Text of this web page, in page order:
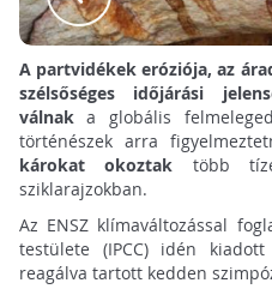
A partvidékek eróziója, az
szélsőséges időjárási
válnaka globális
történészek arra
károkat okoztak több
sziklarajzokban.
Az ENSZ klímaváltozással
testülete (IPCC) idén
reagálva tartott kedden